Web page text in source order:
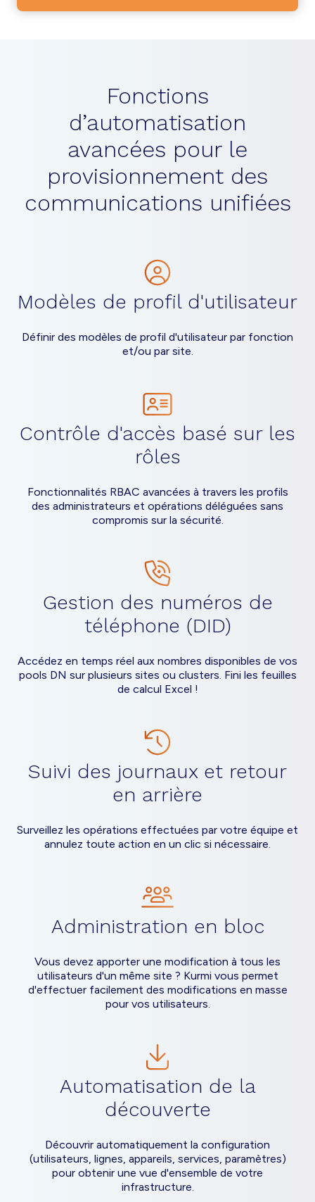
Fonctions
d’automatisation
avancées pour le
provisionnement des
communications unifiées
Modèles de profil d'utilisateur
Définir des modèles de profil d'utilisateur par fonction
et/ou par site.
Contrôle d'accès basé sur les
rôles
Fonctionnalités RBAC avancées à travers les profils
des administrateurs et opérations déléguées sans
compromis sur la sécurité.
Gestion des numéros de
téléphone (DID)
Accédez en temps réel aux nombres disponibles de vos
pools DN sur plusieurs sites ou clusters. Fini les feuilles
de calcul Excel !
Suivi des journaux et retour
en arrière
Surveillez les opérations effectuées par votre équipe et
annulez toute action en un clic si nécessaire.
Administration en bloc
Vous devez apporter une modification à tous les
utilisateurs d'un même site ? Kurmi vous permet
d'effectuer facilement des modifications en masse
pour vos utilisateurs.
Automatisation de la
découverte
Découvrir automatiquement la configuration
(utilisateurs, lignes, appareils, services, paramètres)
pour obtenir une vue d'ensemble de votre
infrastructure.